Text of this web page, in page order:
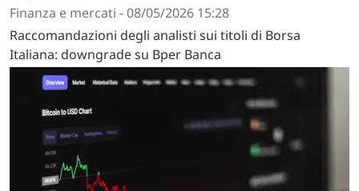
Finanza e mercati - 08/05/2026 15:28
Raccomandazioni degli analisti sui titoli di Borsa
Italiana: downgrade su Bper Banca